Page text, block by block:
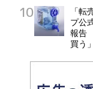
「転
プ公
報告
買う」